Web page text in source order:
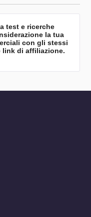
test e ricerche
la tua
con gli stessi
link di affiliazione.